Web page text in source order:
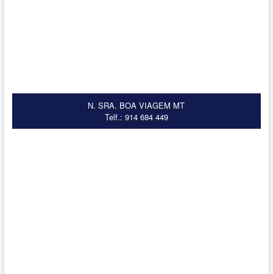
N. SRA. BOA VIAGEM MT
Telf.: 914 684 449